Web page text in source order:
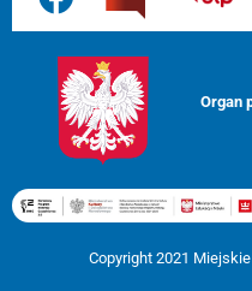
Organ
Copyright 2021